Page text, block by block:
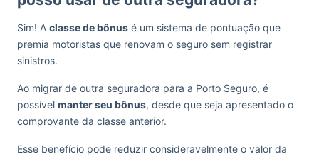
Sim! A classe de bônus é um sistema de pontuação que
premia motoristas que renovam o seguro sem registrar
sinistros.
Ao migrar de outra seguradora para a Porto Seguro, é
possível manter seu bônus, desde que seja apresentado o
comprovante da classe anterior.
Esse benefício pode reduzir consideravelmente o valor da